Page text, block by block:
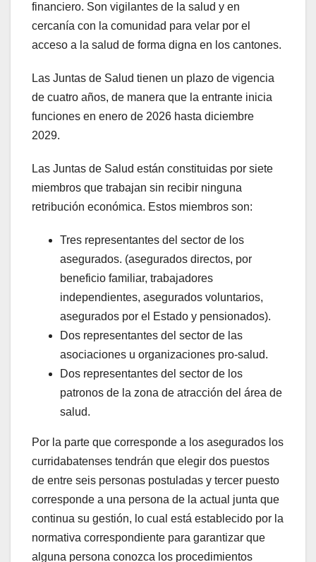
financiero. Son vigilantes de la salud y en
cercanía con la comunidad para velar por el
acceso a la salud de forma digna en los cantones.
Las Juntas de Salud tienen un plazo de vigencia
de cuatro años, de manera que la entrante inicia
funciones en enero de 2026 hasta diciembre
2029.
Las Juntas de Salud están constituidas por siete
miembros que trabajan sin recibir ninguna
retribución económica. Estos miembros son:
Tres representantes del sector de los
asegurados. (asegurados directos, por
beneficio familiar, trabajadores
independientes, asegurados voluntarios,
asegurados por el Estado y pensionados).
Dos representantes del sector de las
asociaciones u organizaciones pro-salud.
Dos representantes del sector de los
patronos de la zona de atracción del área de
salud.
Por la parte que corresponde a los asegurados los
curridabatenses tendrán que elegir dos puestos
de entre seis personas postuladas y tercer puesto
corresponde a una persona de la actual junta que
continua su gestión, lo cual está establecido por la
normativa correspondiente para garantizar que
alguna persona conozca los procedimientos